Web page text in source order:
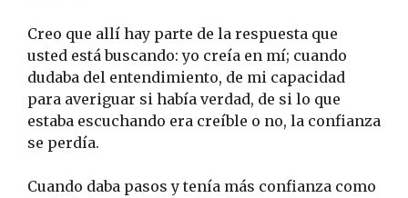
Creo que allí hay parte de la respuesta que
usted está buscando: yo creía en mí; cuando
dudaba del entendimiento, de mi capacidad
para averiguar si había verdad, de si lo que
estaba escuchando era creíble o no, la confianza
se perdía.
Cuando daba pasos y tenía más confianza como